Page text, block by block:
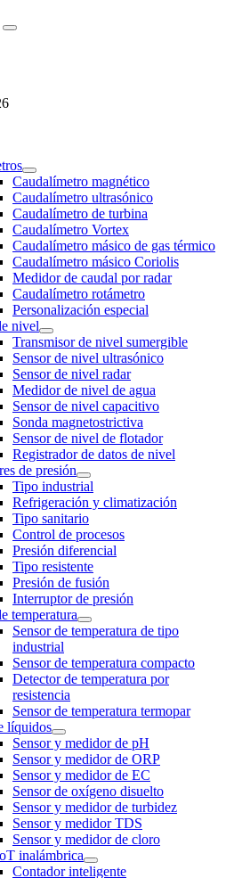
Caudalímetro magnético
Caudalímetro ultrasónico
Caudalímetro de turbina
Caudalímetro Vortex
Caudalímetro másico de gas térmico
Caudalímetro másico Coriolis
Medidor de caudal por radar
Caudalímetro rotámetro
Personalización especial
nivel
Transmisor de nivel sumergible
Sensor de nivel ultrasónico
Sensor de nivel radar
Medidor de nivel de agua
Sensor de nivel capacitivo
Sonda magnetostrictiva
Sensor de nivel de flotador
Registrador de datos de nivel
de presión
Tipo industrial
Refrigeración y climatización
Tipo sanitario
Control de procesos
Presión diferencial
Tipo resistente
Presión de fusión
Interruptor de presión
temperatura
Sensor de temperatura de tipo
industrial
Sensor de temperatura compacto
Detector de temperatura por
resistencia
Sensor de temperatura termopar
líquidos
Sensor y medidor de pH
Sensor y medidor de ORP
Sensor y medidor de EC
Sensor de oxígeno disuelto
Sensor y medidor de turbidez
Sensor y medidor TDS
Sensor y medidor de cloro
inalámbrica
Contador inteligente